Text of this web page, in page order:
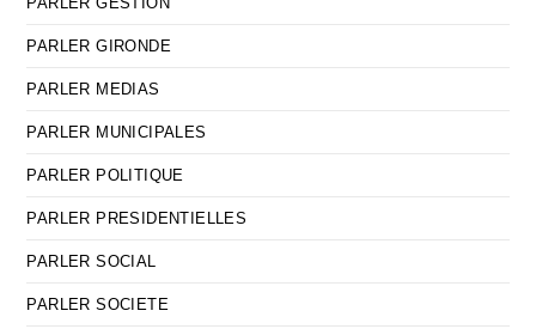
PARLER GIRONDE
PARLER MEDIAS
PARLER MUNICIPALES
PARLER POLITIQUE
PARLER PRESIDENTIELLES
PARLER SOCIAL
PARLER SOCIETE